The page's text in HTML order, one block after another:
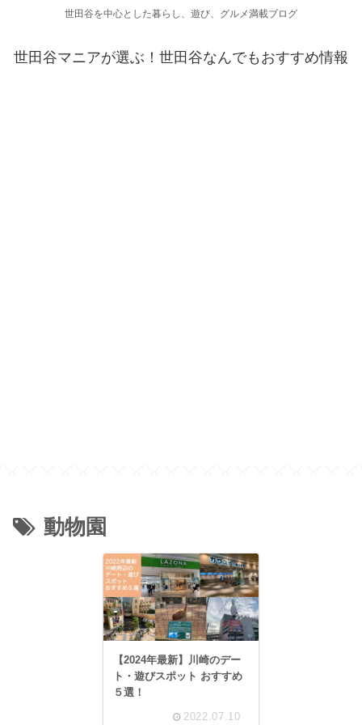
世田谷を中心とした暮らし、遊び、グルメ満載ブログ
世田谷マニアが選ぶ！世田谷なんでもおすすめ情報
動物園
【2024年最新】川崎のデー
ト・遊びスポット おすすめ
５選！
2022.07.10